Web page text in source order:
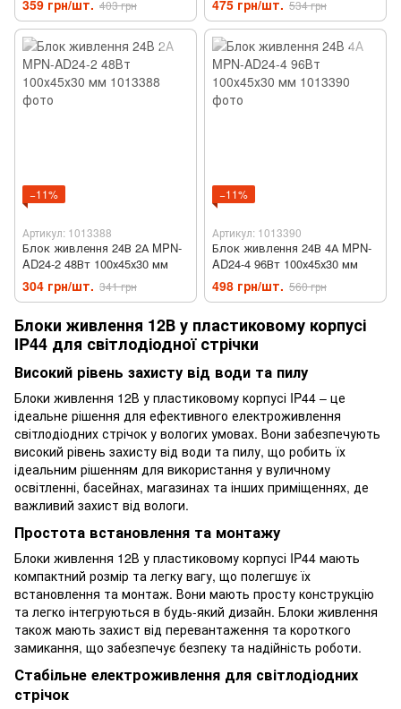
359 грн/шт. 403 грн 475 грн/шт. 534 грн
−11%
Артикул: 1013388
Блок живлення 24В 2А MPN-
AD24-2 48Вт 100х45х30 мм
304 грн/шт. 341 грн
−11%
Артикул: 1013390
Блок живлення 24В 4А MPN-
AD24-4 96Вт 100х45х30 мм
498 грн/шт. 560 грн
Блоки живлення 12В у пластиковому корпусі
IP44 для світлодіодної стрічки
Високий рівень захисту від води та пилу
Блоки живлення 12В у пластиковому корпусі IP44 – це
ідеальне рішення для ефективного електроживлення
світлодіодних стрічок у вологих умовах. Вони забезпечують
високий рівень захисту від води та пилу, що робить їх
ідеальним рішенням для використання у вуличному
освітленні, басейнах, магазинах та інших приміщеннях, де
важливий захист від вологи.
Простота встановлення та монтажу
Блоки живлення 12В у пластиковому корпусі IP44 мають
компактний розмір та легку вагу, що полегшує їх
встановлення та монтаж. Вони мають просту конструкцію
та легко інтегруються в будь-який дизайн. Блоки живлення
також мають захист від перевантаження та короткого
замикання, що забезпечує безпеку та надійність роботи.
Стабільне електроживлення для світлодіодних
стрічок